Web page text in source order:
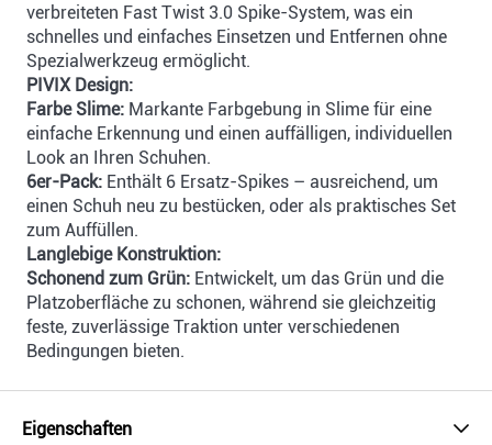
verbreiteten Fast Twist 3.0 Spike-System, was ein
schnelles und einfaches Einsetzen und Entfernen ohne
Spezialwerkzeug ermöglicht.
PIVIX Design:
Farbe Slime: Markante Farbgebung in Slime für eine
einfache Erkennung und einen auffälligen, individuellen
Look an Ihren Schuhen.
6er-Pack: Enthält 6 Ersatz-Spikes – ausreichend, um
einen Schuh neu zu bestücken, oder als praktisches Set
zum Auffüllen.
Langlebige Konstruktion:
Schonend zum Grün: Entwickelt, um das Grün und die
Platzoberfläche zu schonen, während sie gleichzeitig
feste, zuverlässige Traktion unter verschiedenen
Bedingungen bieten.
Eigenschaften